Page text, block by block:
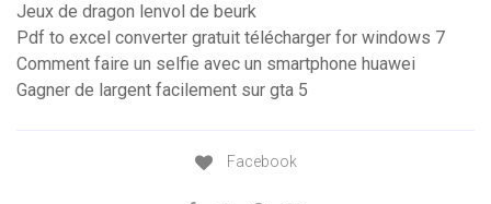
Jeux de dragon lenvol de beurk
Pdf to excel converter gratuit télécharger for windows 7
Comment faire un selfie avec un smartphone huawei
Gagner de largent facilement sur gta 5
Facebook